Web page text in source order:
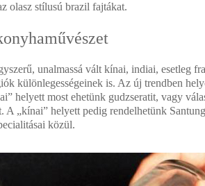
olasz stílusú brazil fajtákat.
unalmassá vált kínai, indiai, esetleg
különlegességeinek is. Az új trendben
helyett most ehetünk gudzseratit, vagy
A „kínai” helyett pedig rendelhetünk
közül.